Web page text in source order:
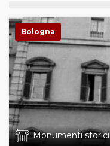
Bologna
Monumenti storici